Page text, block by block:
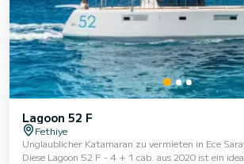
Lagoon 52 F
Fethiye
Unglaublicher Katamaran zu vermieten in Ece
Diese Lagoon 52 F - 4 + 1 cab. aus 2020 ist ein